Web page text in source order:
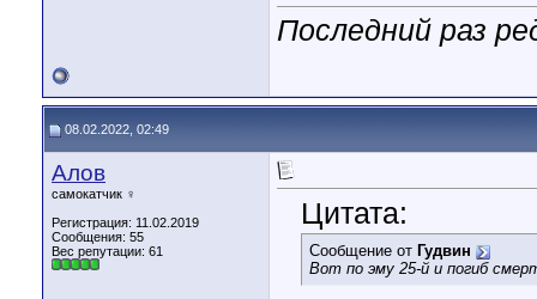
Последний раз
08.02.2022, 02:49
Алов
самокатчик ♀
Регистрация: 11.02.2019
Сообщения: 55
Вес репутации: 61
Цитата:
Сообщение от Гудвин
Вот по эму 25-й и погиб